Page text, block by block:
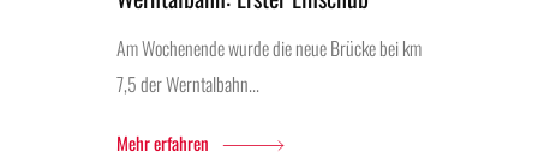
Am Wochenende wurde die neue Brücke bei km
7,5 der Werntalbahn...
Mehr erfahren